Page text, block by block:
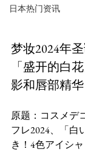
日本热门资讯
梦妆2024年
「盛开的白
影和唇部精华
原题：コスメデ
フレ2024、「白